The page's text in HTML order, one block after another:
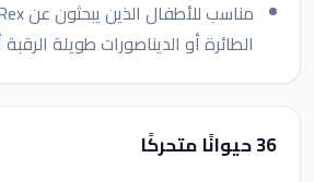
الطائرة أو الديناصورات طويلة
36 حيوانًا متحركًا